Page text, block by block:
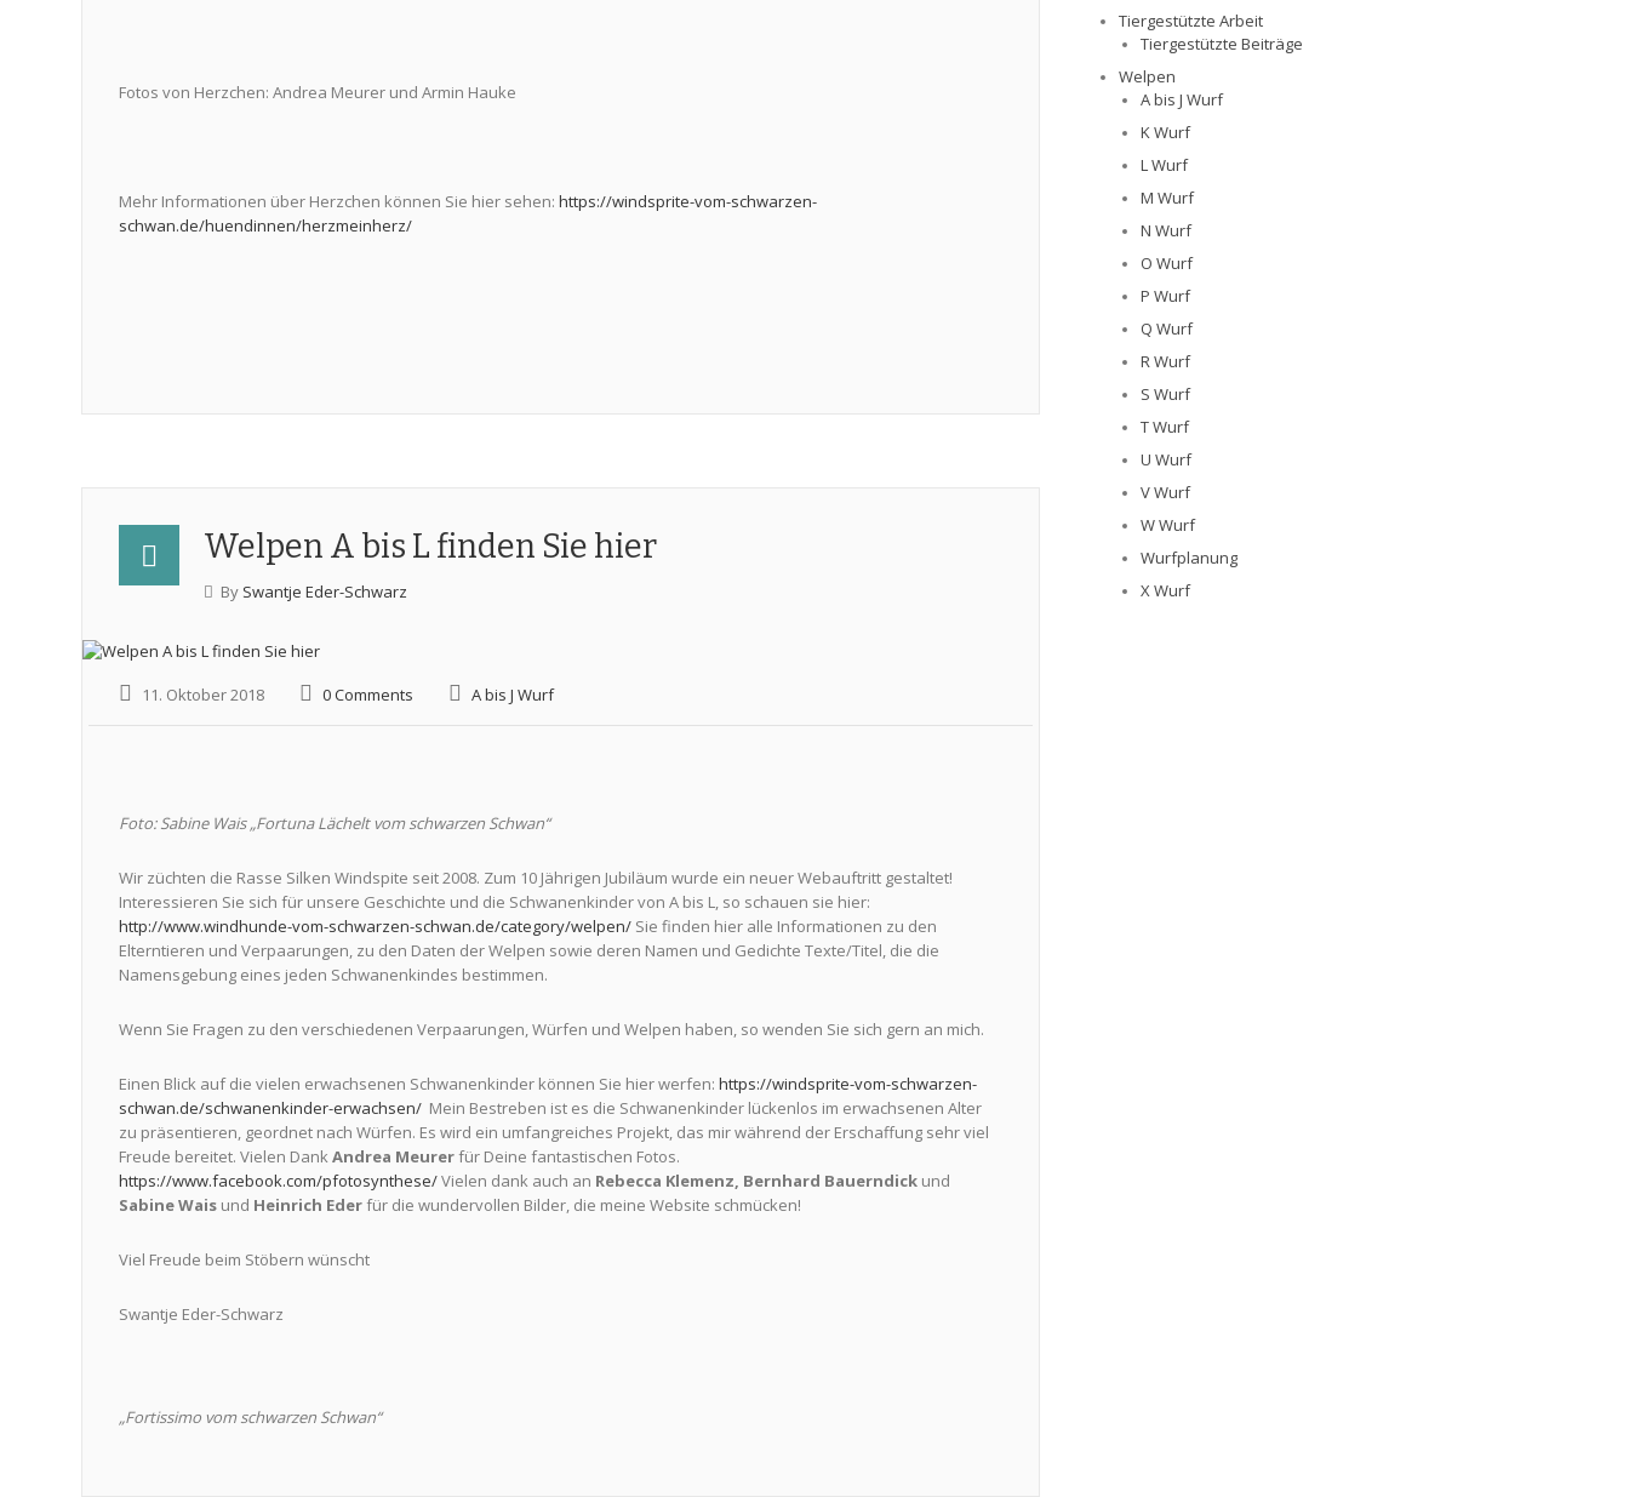
Fotos von Herzchen: Andrea Meurer und Armin Hauke
Mehr Informationen über Herzchen können Sie hier sehen:https://windsprite-vom-schwarzen-
schwan.de/huendinnen/herzmeinherz/
Welpen A bis L finden Sie hier
By Swantje Eder-Schwarz
11. Oktober 2018 0 Comments A bis J Wurf
Foto: Sabine Wais „Fortuna Lächelt vom schwarzen Schwan“
Wir züchten die Rasse Silken Windspite seit 2008. Zum 10 Jährigen Jubiläum wurde ein neuer Webauftritt gestaltet!
Interessieren Sie sich für unsere Geschichte und die Schwanenkinder von A bis L, so schauen sie hier:
http://www.windhunde-vom-schwarzen-schwan.de/category/welpen/ Sie finden hier alle Informationen zu den
Elterntieren und Verpaarungen, zu den Daten der Welpen sowie deren Namen und Gedichte Texte/Titel, die die
Namensgebung eines jeden Schwanenkindes bestimmen.
Wenn Sie Fragen zu den verschiedenen Verpaarungen, Würfen und Welpen haben, so wenden Sie sich gern an mich.
Einen Blick auf die vielen erwachsenen Schwanenkinder können Sie hier werfen:https://windsprite-vom-schwarzen-
schwan.de/schwanenkinder-erwachsen/ Mein Bestreben ist es die Schwanenkinder lückenlos im erwachsenen Alter
zu präsentieren, geordnet nach Würfen. Es wird ein umfangreiches Projekt, das mir während der Erschaffung sehr viel
Freude bereitet. Vielen DankAndrea Meurerfür Deine fantastischen Fotos.
https://www.facebook.com/pfotosynthese/Vielen dank auch an Rebecca Klemenz, Bernhard Bauerndick und
Sabine Wais und Heinrich Ederfür die wundervollen Bilder, die meine Website schmücken!
Viel Freude beim Stöbern wünscht
Swantje Eder-Schwarz
„Fortissimo vom schwarzen Schwan“
Tiergestützte Arbeit
Tiergestützte Beiträge
Welpen
A bis J Wurf
K Wurf
L Wurf
M Wurf
N Wurf
O Wurf
P Wurf
Q Wurf
R Wurf
S Wurf
T Wurf
U Wurf
V Wurf
W Wurf
Wurfplanung
X Wurf